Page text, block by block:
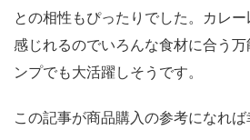
との相性もぴったりでした。カレ
感じれるのでいろんな食材に合う
ンプでも大活躍しそうです。
この記事が商品購入の参考になれば